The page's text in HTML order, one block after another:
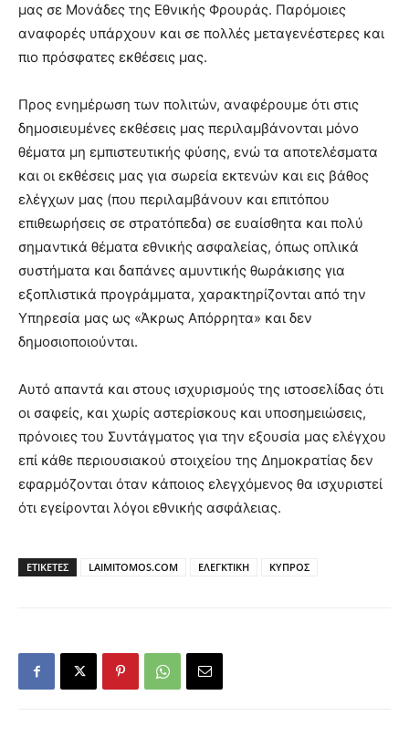
μας σε Μονάδες της Εθνικής Φρουράς. Παρόμοιες
αναφορές υπάρχουν και σε πολλές μεταγενέστερες και
πιο πρόσφατες εκθέσεις μας.
Προς ενημέρωση των πολιτών, αναφέρουμε ότι στις
δημοσιευμένες εκθέσεις μας περιλαμβάνονται μόνο
θέματα μη εμπιστευτικής φύσης, ενώ τα αποτελέσματα
και οι εκθέσεις μας για σωρεία εκτενών και εις βάθος
ελέγχων μας (που περιλαμβάνουν και επιτόπου
επιθεωρήσεις σε στρατόπεδα) σε ευαίσθητα και πολύ
σημαντικά θέματα εθνικής ασφαλείας, όπως οπλικά
συστήματα και δαπάνες αμυντικής θωράκισης για
εξοπλιστικά προγράμματα, χαρακτηρίζονται από την
Υπηρεσία μας ως «Άκρως Απόρρητα» και δεν
δημοσιοποιούνται.
Αυτό απαντά και στους ισχυρισμούς της ιστοσελίδας ότι
οι σαφείς, και χωρίς αστερίσκους και υποσημειώσεις,
πρόνοιες του Συντάγματος για την εξουσία μας ελέγχου
επί κάθε περιουσιακού στοιχείου της Δημοκρατίας δεν
εφαρμόζονται όταν κάποιος ελεγχόμενος θα ισχυριστεί
ότι εγείρονται λόγοι εθνικής ασφάλειας.
ΕΤΙΚΕΤΕΣ LAIMITOMOS.COM ΕΛΕΓΚΤΙΚΗ ΚΥΠΡΟΣ